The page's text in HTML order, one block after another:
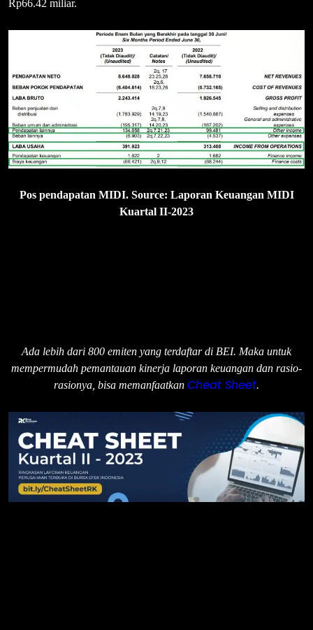
Rp66.42 miliar.
Pos pendapatan MIDI. Source: Laporan Keuangan MIDI
Kuartal II-2023
Ada lebih dari 800 emiten yang terdaftar di BEI. Maka untuk
mempermudah pemantauan kinerja laporan keuangan dan rasio-
rasionya, bisa memanfaatkan Cheat Sheet.